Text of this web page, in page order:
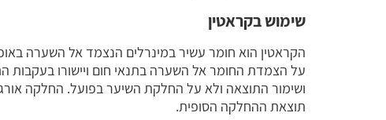
שימוש בקראטין
הקראטין הוא חומר עשיר במינרלים הנצמד אל השערה
על הצמדת החומר אל השערה בתנאי חום ויישורו
ושימור התוצאה ולא על החלקת השיער בפועל. החלקה
תוצאת ההחלקה הסופית.